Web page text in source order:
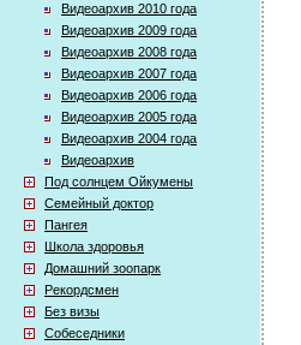
Видеоархив 2010 года
Видеоархив 2009 года
Видеоархив 2008 года
Видеоархив 2007 года
Видеоархив 2006 года
Видеоархив 2005 года
Видеоархив 2004 года
Видеоархив
Под солнцем Ойкумены
Семейный доктор
Пангея
Школа здоровья
Домашний зоопарк
Рекордсмен
Без визы
Собеседники